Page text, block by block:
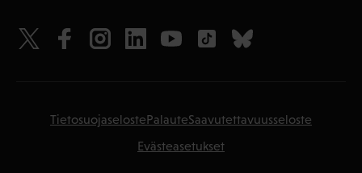
Tietosuojaseloste PalauteSaavutettavuusseloste
Evästeasetukset